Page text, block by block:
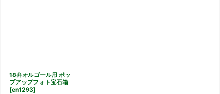
18弁オルゴール用 ポッ
プアップフォト宝石箱
[en1293]